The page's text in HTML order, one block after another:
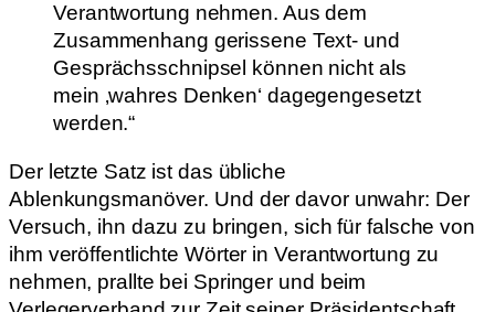
Verantwortung nehmen. Aus dem
Zusammenhang gerissene Text- und
Gesprächsschnipsel können nicht als
mein ‚wahres Denken‘ dagegengesetzt
werden.“
Der letzte Satz ist das übliche
Ablenkungsmanöver. Und der davor unwahr: Der
Versuch, ihn dazu zu bringen, sich für falsche von
ihm veröffentlichte Wörter in Verantwortung zu
nehmen, prallte bei Springer und beim